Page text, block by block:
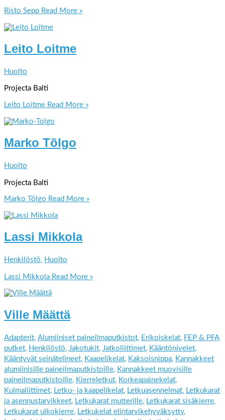
Risto Sepp Read More »
Leito Loitme
Huolto
Projecta Balti
Leito Loitme Read More »
Marko Tõlgo
Huolto
Projecta Balti
Marko Tõlgo Read More »
Lassi Mikkola
Henkilöstö, Huolto
Lassi Mikkola Read More »
Ville Määttä
Adapterit, Alumiiniset paineilmaputkistot, Erikoiskelat, FEP & PFA
putket, Henkilöstö, Jakotukit, Jatkoliittimet, Kääntönivelet,
Kääntyvät seinätelineet, Kaapelikelat, Kaksoisnippa, Kannakkeet
alumiinisille paineilmaputkistoille, Kannakkeet muovisille
paineilmaputkistoille, Kierreletkut, Korkeapainekelat,
Kulmaliittimet, Letku- ja kaapelikelat, Letkuasennelmat, Letkukarat
ja asennustarvikkeet, Letkukarat mutterille, Letkukarat sisäkierre,
Letkukarat ulkokierre, Letkukelat elintarvikehyväksytty,